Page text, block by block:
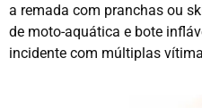
a remada com pranchas ou
de moto-aquática e bote
incidente com múltiplas